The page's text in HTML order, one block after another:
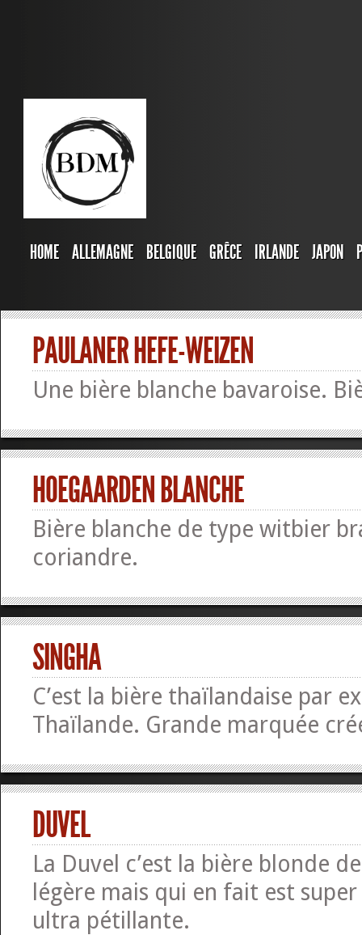
HOME ALLEMAGNE BELGIQUE GRÊCE IRLANDE JAPON
PAULANER HEFE-WEIZEN
Une bière blanche bavaroise.
HOEGAARDEN BLANCHE
Bière blanche de type witbier
coriandre.
SINGHA
C’est la bière thaïlandaise par
Thaïlande. Grande marquée
DUVEL
La Duvel c’est la bière blonde
légère mais qui en fait est
ultra pétillante.